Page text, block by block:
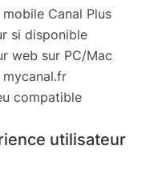
Canal Plus
si disponible
web sur PC/Mac
compatible
utilisateur